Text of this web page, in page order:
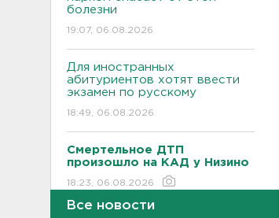
болезни
19:07, 06.08.2026
Для иностранных
абитуриентов хотят ввести
экзамен по русскому
18:49, 06.08.2026
Смертельное ДТП
произошло на КАД у Низино
18:23, 06.08.2026
Все новости